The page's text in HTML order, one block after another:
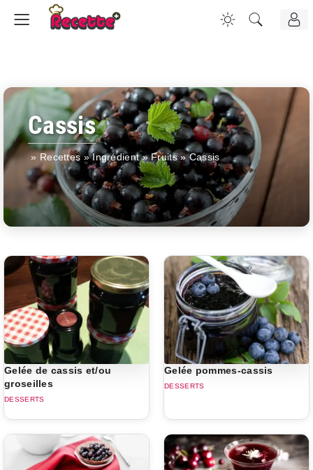
Cassis
» Recettes»Ingrédient»Fruits»Cassis
Gelée de cassis et/ou
groseilles
DESSERTS
Gelée pommes-cassis
DESSERTS